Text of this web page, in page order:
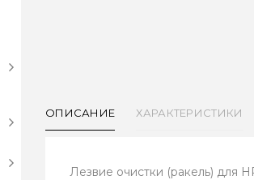
ОПИСАНИЕ ХАРАКТЕРИСТИКИ
Лезвие очистки (ракель) для